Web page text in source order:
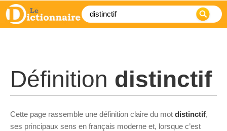
Définition distinctif
Cette page rassemble une définition claire du mot distinctif,
ses principaux sens en français moderne et, lorsque c’est